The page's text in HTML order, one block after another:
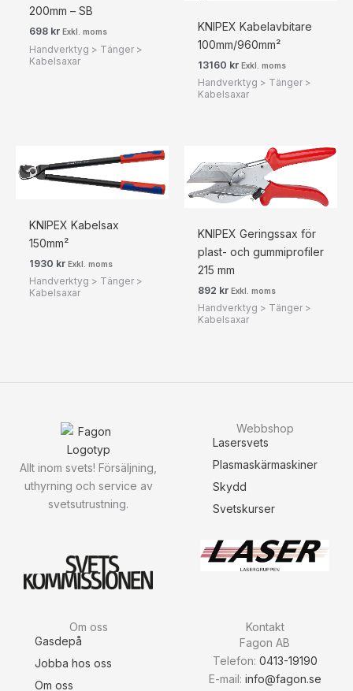
200mm – SB
698 kr Exkl. moms
Handverktyg > Tänger >
Kabelsaxar
KNIPEX Kabelavbitare
100mm/960mm²
13160 kr Exkl. moms
Handverktyg > Tänger >
Kabelsaxar
KNIPEX Kabelsax
150mm²
1930 kr Exkl. moms
Handverktyg > Tänger >
Kabelsaxar
KNIPEX Geringssax för
plast- och gummiprofiler
215 mm
892 kr Exkl. moms
Handverktyg > Tänger >
Kabelsaxar
Allt inom svets! Försäljning,
uthyrning och service av
svetsutrustning.
Webbshop
Lasersvets
Plasmaskärmaskiner
Skydd
Svetskurser
Om oss
Gasdepå
Jobba hos oss
Om oss
Kontakt
Fagon AB
Telefon: 0413-19190
E-mail: info@fagon.se